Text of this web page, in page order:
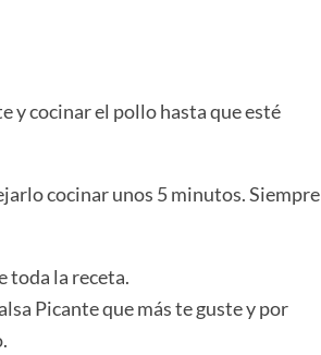
y cocinar el pollo hasta que esté
cocinar unos 5 minutos. Siempre
toda la receta.
Picante que más te guste y por